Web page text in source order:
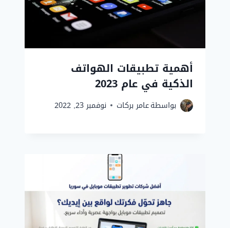
أهمية تطبيقات الهواتف
الذكية في عام 2023
بواسطةعامر بركات نوفمبر 23, 2022